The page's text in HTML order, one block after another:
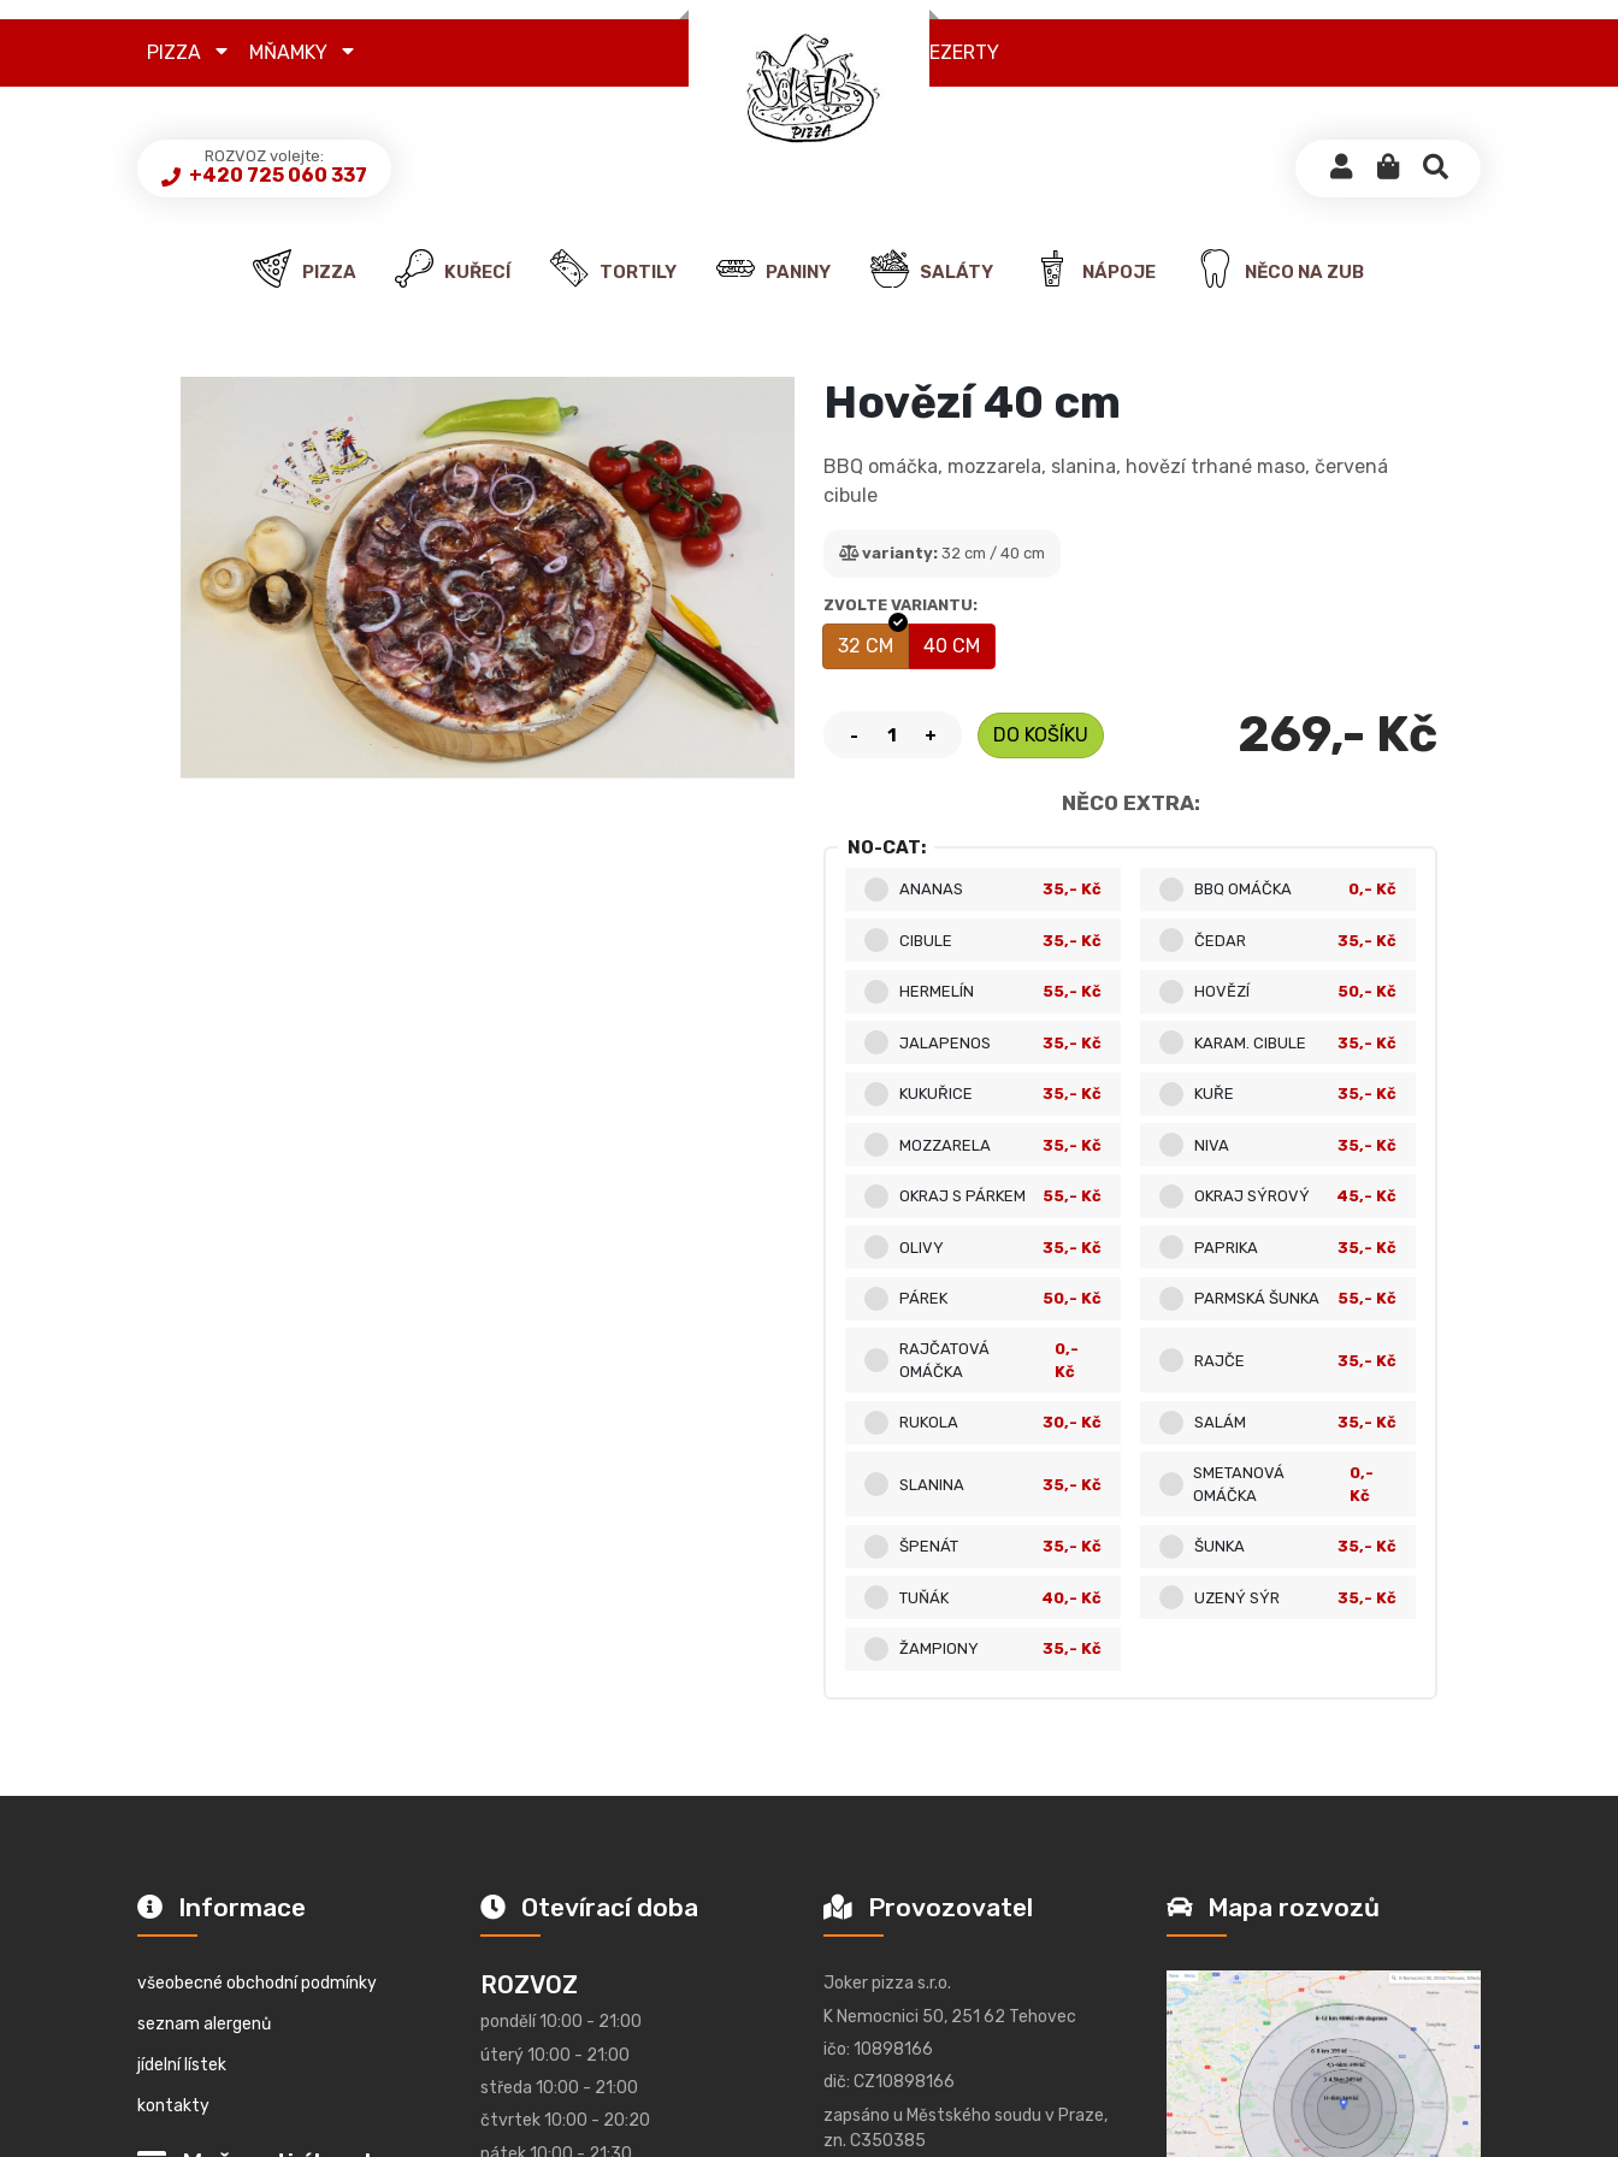
PIZZA MŇAMKY NÁPOJE ZMRZLINY DEZERTY
ROZVOZ volejte:
+420 725 060 337
PIZZA KUŘECÍ TORTILY PANINY SALÁTY NÁPOJE NĚCO NA ZUB
Hovězí 40 cm
BBQ omáčka, mozzarela, slanina, hovězí trhané maso, červená
cibule
varianty: 32 cm / 40 cm
ZVOLTE VARIANTU:
32 CM 40 CM
- + DO KOŠÍKU 269,- Kč
NĚCO EXTRA:
NO-CAT:
ANANAS 35,- Kč BBQ OMÁČKA 0,- Kč
CIBULE 35,- Kč ČEDAR 35,- Kč
HERMELÍN 55,- Kč HOVĚZÍ 50,- Kč
JALAPENOS 35,- Kč KARAM. CIBULE 35,- Kč
KUKUŘICE 35,- Kč KUŘE 35,- Kč
MOZZARELA 35,- Kč NIVA 35,- Kč
OKRAJ S PÁRKEM 55,- Kč OKRAJ SÝROVÝ 45,- Kč
OLIVY 35,- Kč PAPRIKA 35,- Kč
PÁREK 50,- Kč PARMSKÁ ŠUNKA 55,- Kč
RAJČATOVÁ
OMÁČKA
0,-
Kč
RAJČE 35,- Kč
RUKOLA 30,- Kč SALÁM 35,- Kč
SLANINA 35,- Kč
SMETANOVÁ
OMÁČKA
0,-
Kč
ŠPENÁT 35,- Kč ŠUNKA 35,- Kč
TUŇÁK 40,- Kč UZENÝ SÝR 35,- Kč
ŽAMPIONY 35,- Kč
Informace
všeobecné obchodní podmínky
seznam alergenů
jídelní lístek
kontakty
Otevírací doba
ROZVOZ
pondělí 10:00 - 21:00
úterý 10:00 - 21:00
středa 10:00 - 21:00
čtvrtek 10:00 - 20:20
Provozovatel
Joker pizza s.r.o.
K Nemocnici 50, 251 62 Tehovec
ičo: 10898166
dič: CZ10898166
zapsáno u Městského soudu v Praze,
zn. C350385
Mapa rozvozů